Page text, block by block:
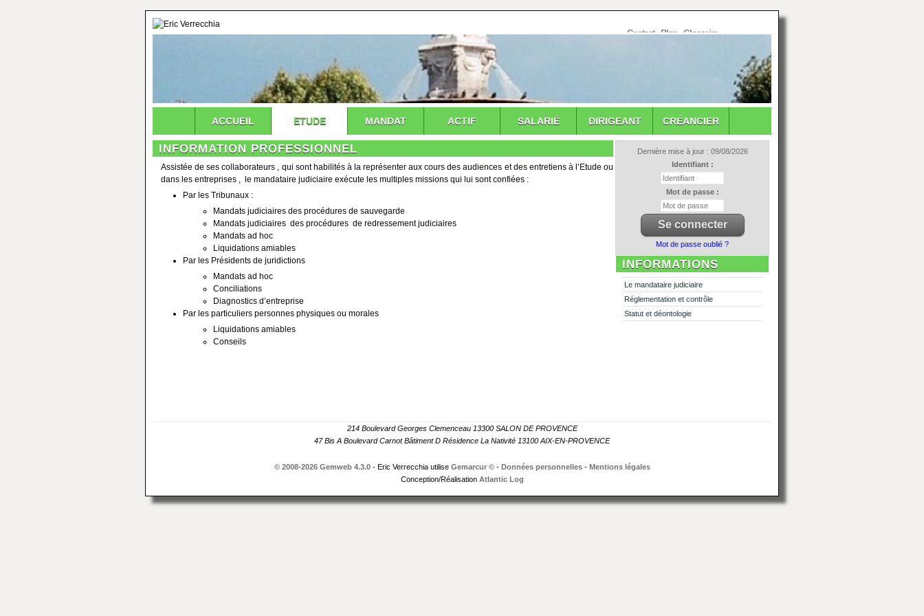
Contact-Plan-Glossaire
ACCUEIL ETUDE MANDAT ACTIF SALARIÉ DIRIGEANT CRÉANCIER
Dernière mise à jour : 09/08/2026
Identifiant :
Mot de passe :
Mot de passe oublié ?
INFORMATIONS
Le mandataire judiciaire
Réglementation et contrôle
Statut et déontologie
INFORMATION PROFESSIONNEL
Assistée de ses collaborateurs , qui sont habilités à la représenter aux cours des audiences et des entretiens à l’Etude ou
dans les entreprises , le mandataire judiciaire exécute les multiples missions qui lui sont confiées :
Par les Tribunaux :
Mandats judiciaires des procédures de sauvegarde
Mandats judiciaires des procédures de redressement judiciaires
Mandats ad hoc
Liquidations amiables
Par les Présidents de juridictions
Mandats ad hoc
Conciliations
Diagnostics d’entreprise
Par les particuliers personnes physiques ou morales
Liquidations amiables
Conseils
214 Boulevard Georges Clemenceau 13300 SALON DE PROVENCE
47 Bis A Boulevard Carnot Bâtiment D Résidence La Nativité 13100 AIX-EN-PROVENCE
© 2008-2026 Gemweb 4.3.0- Eric Verrecchia utilise Gemarcur ©- Données personnelles- Mentions légales
Conception/Réalisation Atlantic Log